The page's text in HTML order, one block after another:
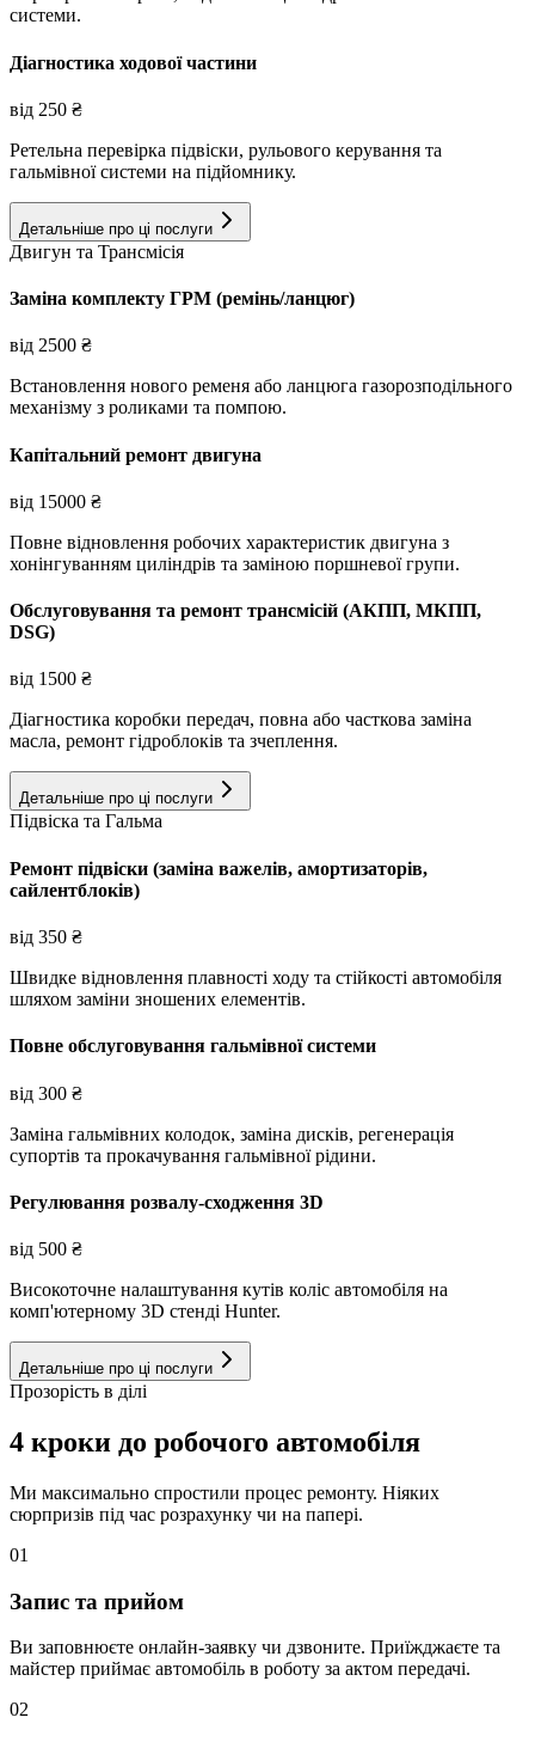
системи.
Діагностика ходової частини
від 250 ₴
Ретельна перевірка підвіски, рульового керування та
гальмівної системи на підйомнику.
Детальніше про ці послуги
Двигун та Трансмісія
Заміна комплекту ГРМ (ремінь/ланцюг)
від 2500 ₴
Встановлення нового ременя або ланцюга газорозподільного
механізму з роликами та помпою.
Капітальний ремонт двигуна
від 15000 ₴
Повне відновлення робочих характеристик двигуна з
хонінгуванням циліндрів та заміною поршневої групи.
Обслуговування та ремонт трансмісій (АКПП, МКПП,
DSG)
від 1500 ₴
Діагностика коробки передач, повна або часткова заміна
масла, ремонт гідроблоків та зчеплення.
Детальніше про ці послуги
Підвіска та Гальма
Ремонт підвіски (заміна важелів, амортизаторів,
сайлентблоків)
від 350 ₴
Швидке відновлення плавності ходу та стійкості автомобіля
шляхом заміни зношених елементів.
Повне обслуговування гальмівної системи
від 300 ₴
Заміна гальмівних колодок, заміна дисків, регенерація
супортів та прокачування гальмівної рідини.
Регулювання розвалу-сходження 3D
від 500 ₴
Високоточне налаштування кутів коліс автомобіля на
комп'ютерному 3D стенді Hunter.
Детальніше про ці послуги
Прозорість в ділі
4 кроки до робочого автомобіля
Ми максимально спростили процес ремонту. Ніяких
сюрпризів під час розрахунку чи на папері.
01
Запис та прийом
Ви заповнюєте онлайн-заявку чи дзвоните. Приїжджаєте та
майстер приймає автомобіль в роботу за актом передачі.
02